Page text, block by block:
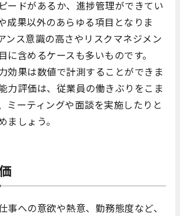
ードがあるか、進捗管理ができてい
成果以外のあらゆる項目となりま
ンス意識の高さやリスクマネジメン
に含めるケースも多いものです。
効果は数値で計測することができま
力評価は、従業員の働きぶりをこま
ミーティングや面談を実施したりと
ましょう。
事への意欲や熱意、勤務態度など、